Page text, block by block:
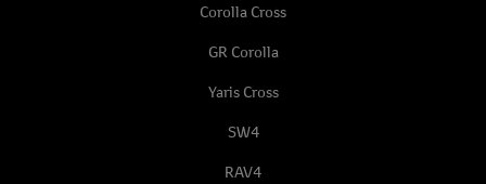
Corolla Cross
GR Corolla
Yaris Cross
SW4
RAV4